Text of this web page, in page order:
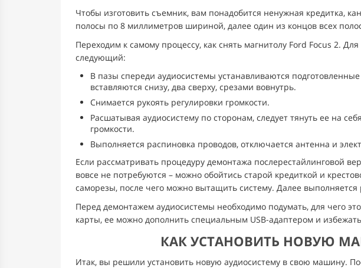
Чтобы изготовить съемник, вам понадобится ненужная кредитка,
полосы по 8 миллиметров шириной, далее один из концов всех
Переходим к самому процессу, как снять магнитолу Ford Focus 2.
следующий:
В пазы спереди аудиосистемы устанавливаются
вставляются снизу, два сверху, срезами вовнутрь.
Снимается рукоять регулировки громкости.
Расшатывая аудиосистему по сторонам, следует тянуть ее на
громкости.
Выполняется распиновка проводов, отключается антенна и
Если рассматривать процедуру демонтажа послерестайлинговой
вовсе не потребуются – можно обойтись старой кредиткой и
саморезы, после чего можно вытащить систему. Далее
Перед демонтажем аудиосистемы необходимо подумать, для чего
карты, ее можно дополнить специальным USB-адаптером и
КАК УСТАНОВИТЬ НОВУЮ
Итак, вы решили установить новую аудиосистему в свою машину.